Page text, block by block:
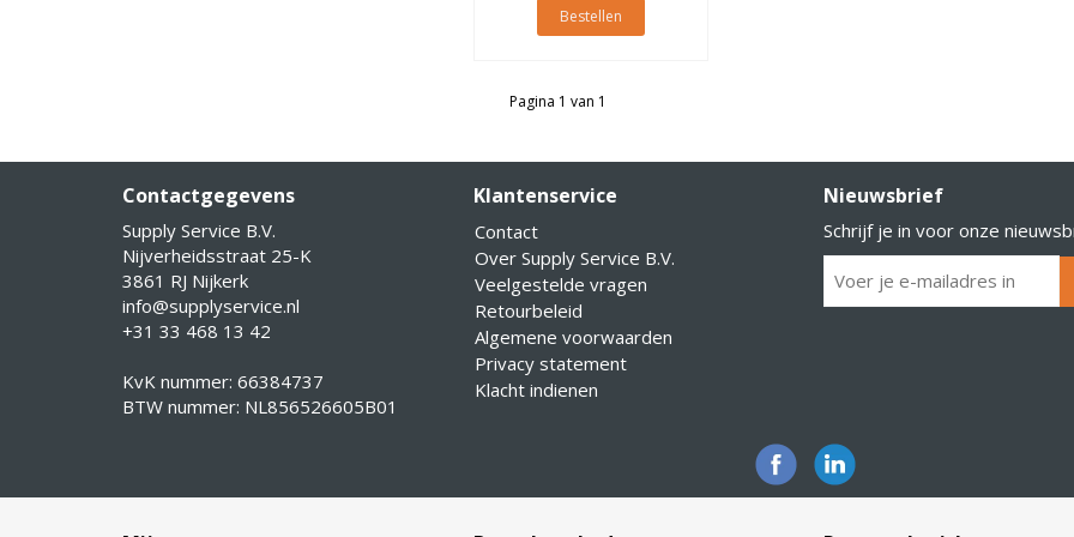
Bestellen
Pagina 1 van 1
Contactgegevens
Supply Service B.V.
Nijverheidsstraat 25-K
3861 RJ Nijkerk
info@supplyservice.nl
+31 33 468 13 42
KvK nummer: 66384737
BTW nummer: NL856526605B01
Klantenservice
Contact
Over Supply Service B.V.
Veelgestelde vragen
Retourbeleid
Algemene voorwaarden
Privacy statement
Klacht indienen
Nieuwsbrief
Schrijf je in voor onze